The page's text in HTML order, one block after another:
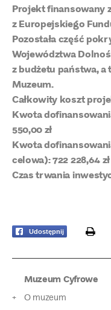
Projekt finansowany
z Europejskiego
Pozostała część
Województwa
z budżetu państwa,
Muzeum.
Całkowity koszt
Kwota
550,00 zł
Kwota
celowa): 722 228,64 zł
Czas trwania
Udostępnij print
Muzeum Cyfrowe
O muzeum